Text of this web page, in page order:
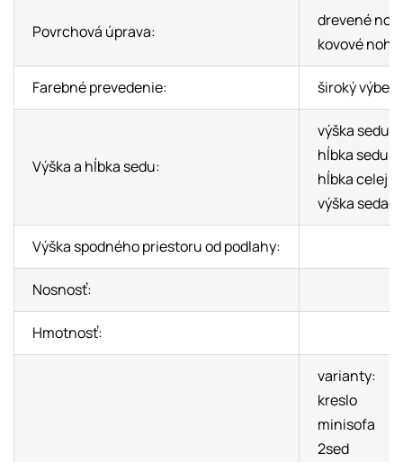
Povrchová úprava:
drevené
kovové
Farebné prevedenie: široký výber
Výška a hĺbka sedu:
výška sedu:
hĺbka sedu:
hĺbka celej
výška
Výška spodného priestoru od podlahy:
Nosnosť:
Hmotnosť:
varianty:
kreslo
minisofa
2sed